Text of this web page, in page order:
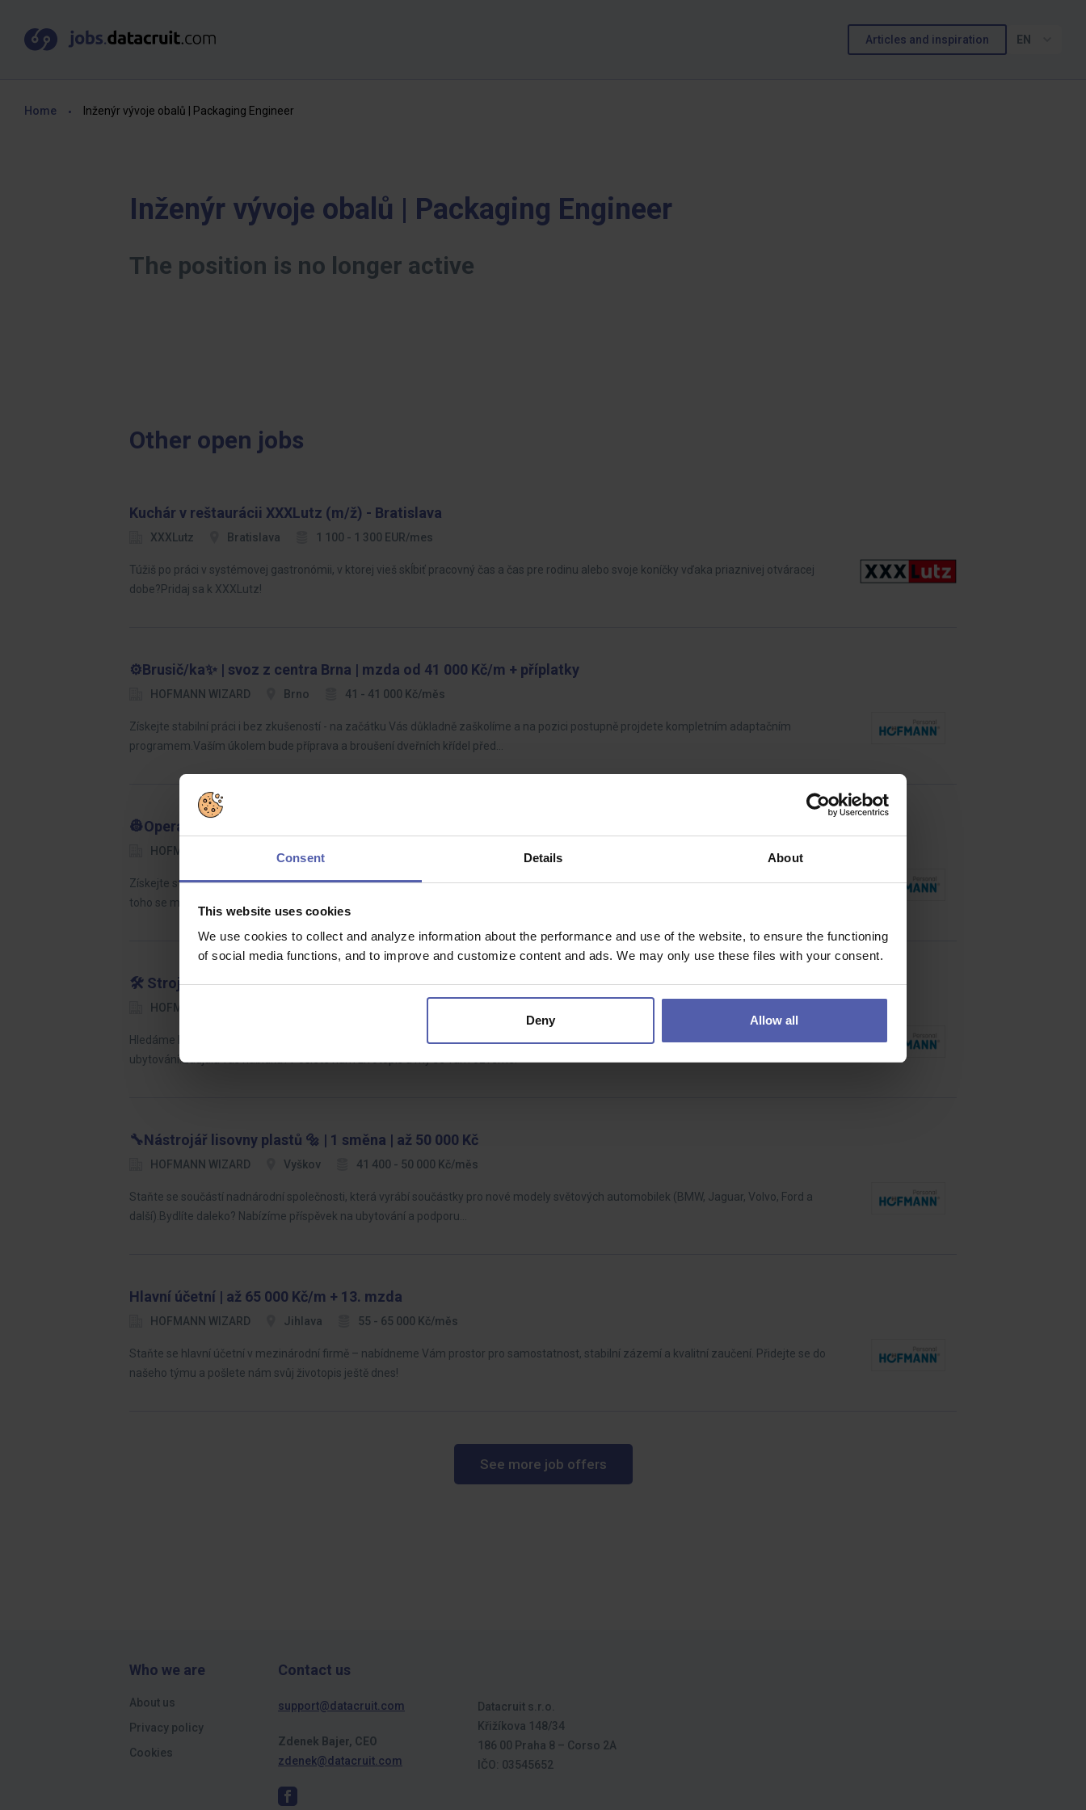
Consent Details About
This website uses cookies
We use cookies to collect and analyze information about the performance and use of the website, to ensure the functioning
of social media functions, and to improve and customize content and ads. We may only use these files with your consent.
Deny Allow all
Articles and inspiration EN
Home Inženýr vývoje obalů | Packaging Engineer
Inženýr vývoje obalů | Packaging Engineer
The position is no longer active
Other open jobs
Kuchár v reštaurácii XXXLutz (m/ž) - Bratislava
XXXLutz Bratislava 1 100 - 1 300 EUR/mes
Túžiš po práci v systémovej gastronómii, v ktorej vieš skĺbiť pracovný čas a čas pre rodinu alebo svoje koníčky vďaka priaznivej otváracej
dobe?Pridaj sa k XXXLutz!
⚙️Brusič/ka✨ | svoz z centra Brna | mzda od 41 000 Kč/m + příplatky
HOFMANN WIZARD Brno 41 - 41 000 Kč/měs
Získejte stabilní práci i bez zkušeností - na začátku Vás důkladně zaškolíme a na pozici postupně projdete kompletním adaptačním
programem.Vaším úkolem bude příprava a broušení dveřních křídel před…
👷Operátor CNC ⚙️| náb. příspěvek 50 000 Kč | mzda až 48 400 Kč
HOFMANN WIZARD
Získejte stabilní práci ve známé společnosti! Pokud budete mít zájem, můžete se profesně vzdělávat a posouvat tak svou kariéru. Kromě
toho se můžete těšit také na náborový příspěvek 50 000 Kč a…
🛠️ Strojní zámečník 🔧| 1 směna | 13. mzda | možnost ubytování
HOFMANN WIZARD
Hledáme kolegu nebo kolegyni na pozici strojní zámečník do našeho jednosměnného provozu. Pokud jste zdaleka - nevadí, zajistíme
ubytování.Zaujala vás nabídka? Pošlete nám životopis a my se vám ozveme.
🔧Nástrojář lisovny plastů 🔩 | 1 směna | až 50 000 Kč
HOFMANN WIZARD Vyškov 41 400 - 50 000 Kč/měs
Staňte se součástí nadnárodní společnosti, která vyrábí součástky pro nové modely světových automobilek (BMW, Jaguar, Volvo, Ford a
další).Bydlíte daleko? Nabízíme příspěvek na ubytování a podporu…
Hlavní účetní | až 65 000 Kč/m + 13. mzda
HOFMANN WIZARD Jihlava 55 - 65 000 Kč/měs
Staňte se hlavní účetní v mezinárodní firmě – nabídneme Vám prostor pro samostatnost, stabilní zázemí a kvalitní zaučení. Přidejte se do
našeho týmu a pošlete nám svůj životopis ještě dnes!
See more job offers
Who we are
About us
Privacy policy
Cookies
Contact us
support@datacruit.com
Zdenek Bajer, CEO
zdenek@datacruit.com
Datacruit s.r.o.
Křižíkova 148/34
186 00 Praha 8 – Corso 2A
IČO: 03545652